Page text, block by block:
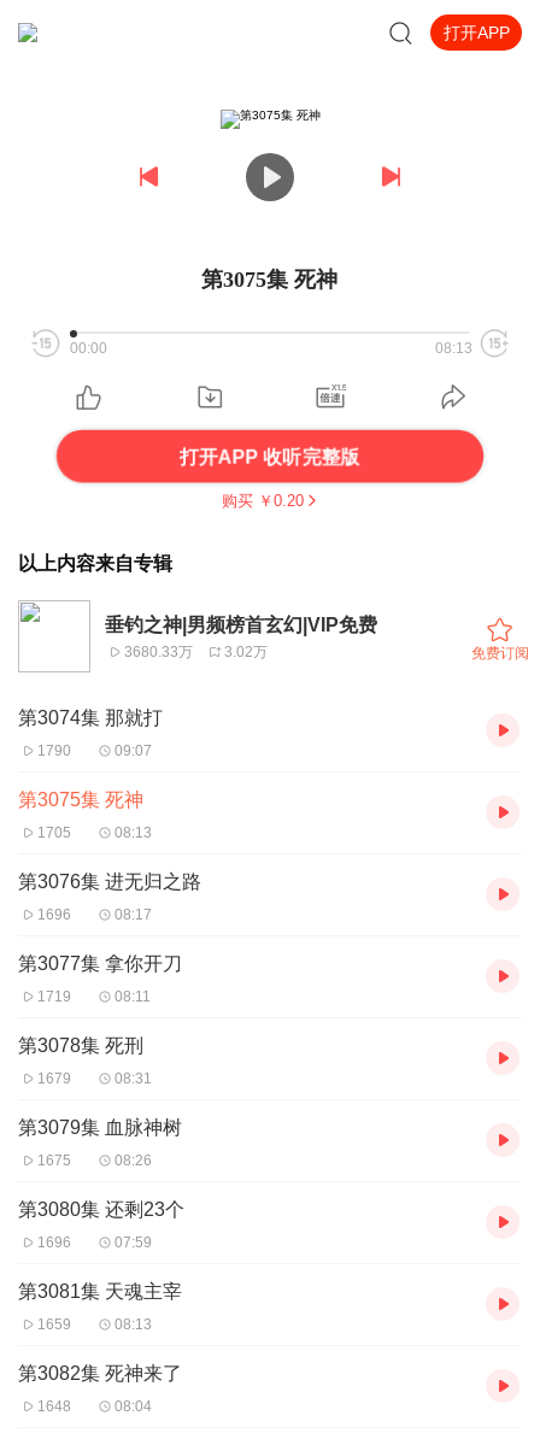
打开APP
第3075集 死神
00:00 08:13
打开APP 收听完整版
购买 ￥ 0.20
以上内容来自专辑
垂钓之神|男频榜首玄幻|VIP免费
3680.33万 3.02万 免费订阅
第3074集 那就打
1790 09:07
第3075集 死神
1705 08:13
第3076集 进无归之路
1696 08:17
第3077集 拿你开刀
1719 08:11
第3078集 死刑
1679 08:31
第3079集 血脉神树
1675 08:26
第3080集 还剩23个
1696 07:59
第3081集 天魂主宰
1659 08:13
第3082集 死神来了
1648 08:04